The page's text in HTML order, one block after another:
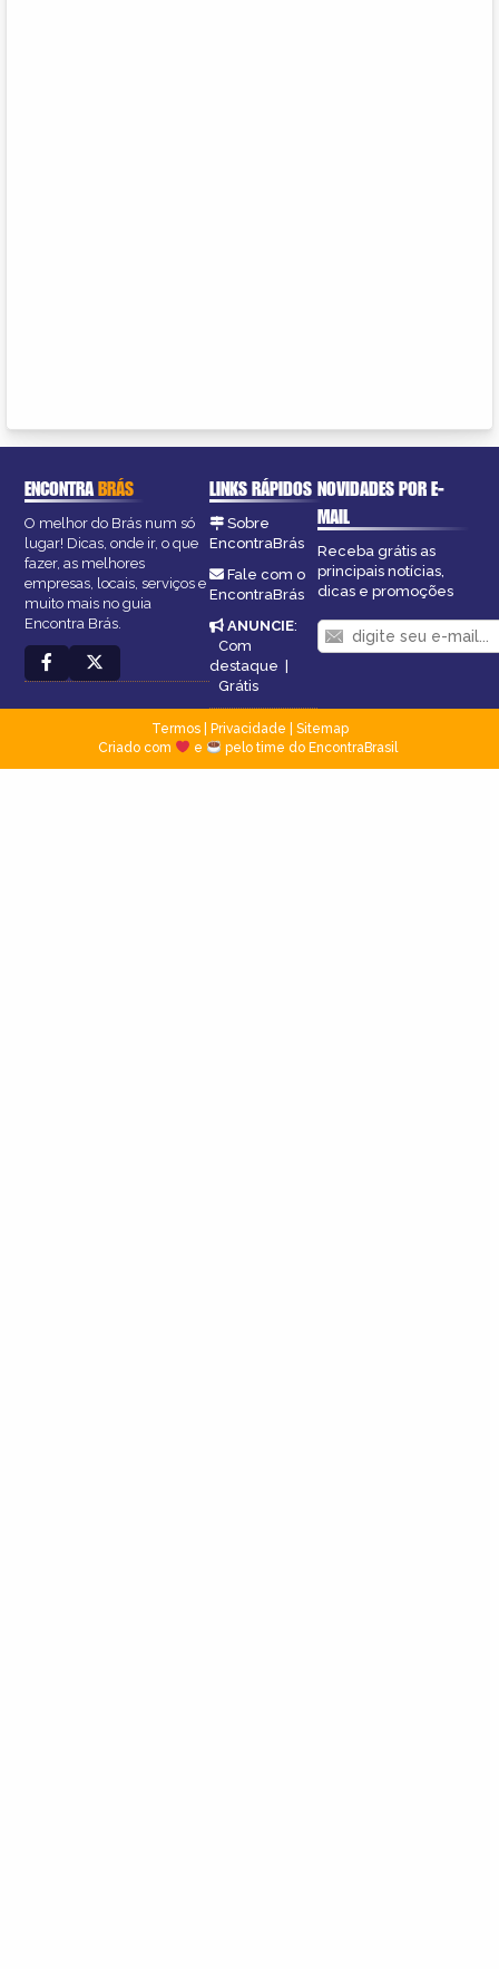
ENCONTRABRÁS
O melhor do Brás num só
lugar! Dicas, onde ir, o que
fazer, as melhores
empresas, locais, serviços e
muito mais no guia
Encontra Brás.
LINKS RÁPIDOS
Sobre
EncontraBrás
Fale com o
EncontraBrás
ANUNCIE:
Com
destaque
Grátis
NOVIDADES POR E-
MAIL
Receba grátis as
principais notícias,
dicas e promoções
Termos| Privacidade
Sitemap
Criado com
e pelo time do EncontraBrasil